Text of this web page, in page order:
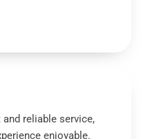
reliable service,
enjoyable.